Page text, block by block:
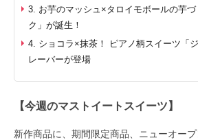
3. お芋のマッシュ×タロイモボールの芋
ク」が誕生！
4. ショコラ×抹茶！ ピアノ柄スイーツ「
レーバーが登場
【今週のマストイートスイーツ】
新作商品に、期間限定商品、ニューオー